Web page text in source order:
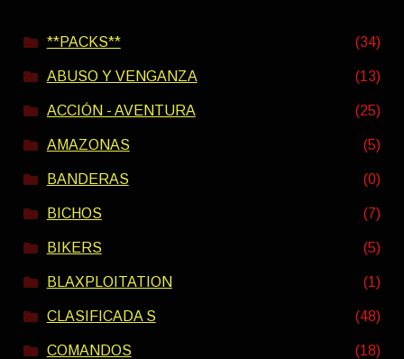
**PACKS** (34)
ABUSO Y VENGANZA (13)
ACCIÓN - AVENTURA (25)
AMAZONAS (5)
BANDERAS (0)
BICHOS (7)
BIKERS (5)
BLAXPLOITATION (1)
CLASIFICADA S (48)
COMANDOS (18)